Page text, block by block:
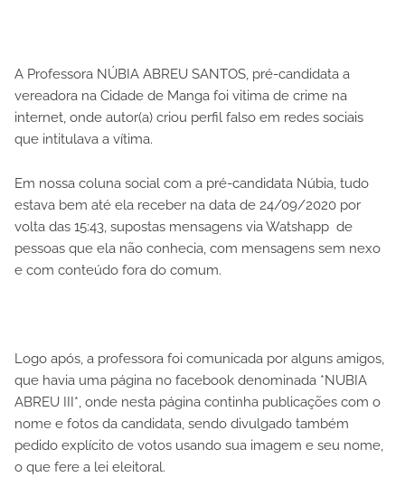
A Professora NÚBIA ABREU SANTOS, pré-candidata a
vereadora na Cidade de Manga foi vitima de crime na
internet, onde autor(a) criou perfil falso em redes sociais
que intitulava a vítima.
Em nossa coluna social com a pré-candidata Núbia, tudo
estava bem até ela receber na data de 24/09/2020 por
volta das 15:43, supostas mensagens via Watshapp de
pessoas que ela não conhecia, com mensagens sem nexo
e com conteúdo fora do comum.
Logo após, a professora foi comunicada por alguns amigos,
que havia uma página no facebook denominada *NUBIA
ABREU III*, onde nesta página continha publicações com o
nome e fotos da candidata, sendo divulgado também
pedido explícito de votos usando sua imagem e seu nome,
o que fere a lei eleitoral.